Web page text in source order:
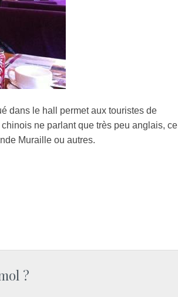
dans le hall permet aux touristes de
ne parlant que très peu anglais, ce
Muraille ou autres.
?